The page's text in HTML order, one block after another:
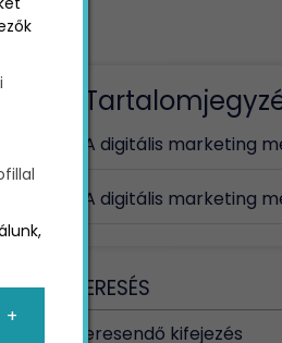
A digitális marketing
A digitális marketing
KERESÉS
Keresendő kifejezés